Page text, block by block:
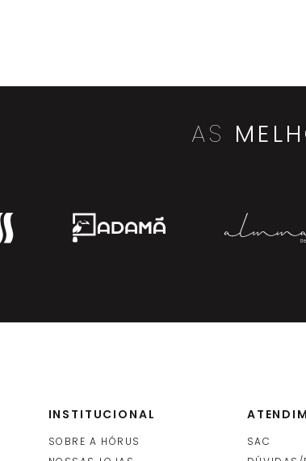
AS
INSTITUCIONAL
SOBRE A HÓRUS
SAC